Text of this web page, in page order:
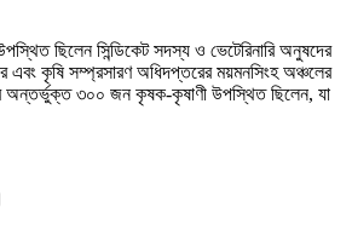
ছিলেন সিন্ডিকেট সদস্য ও ভেটেরিনারি অনুষদের
কৃষি সম্প্রসারণ অধিদপ্তরের ময়মনসিংহ অঞ্চলের
অন্তর্ভুক্ত ৩০০ জন কৃষক-কৃষাণী উপস্থিত ছিলেন, যা